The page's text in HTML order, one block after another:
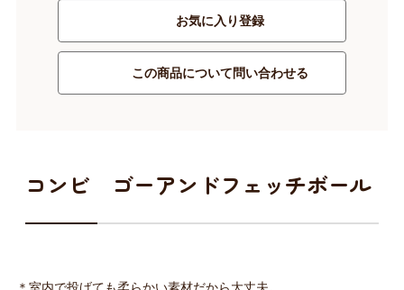
お気に入り登録
この商品について問い合わせる
コンビ ゴーアンドフェッチボール